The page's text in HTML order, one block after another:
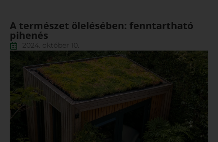
A természet ölelésében: fenntartható
pihenés
2024. október 10.